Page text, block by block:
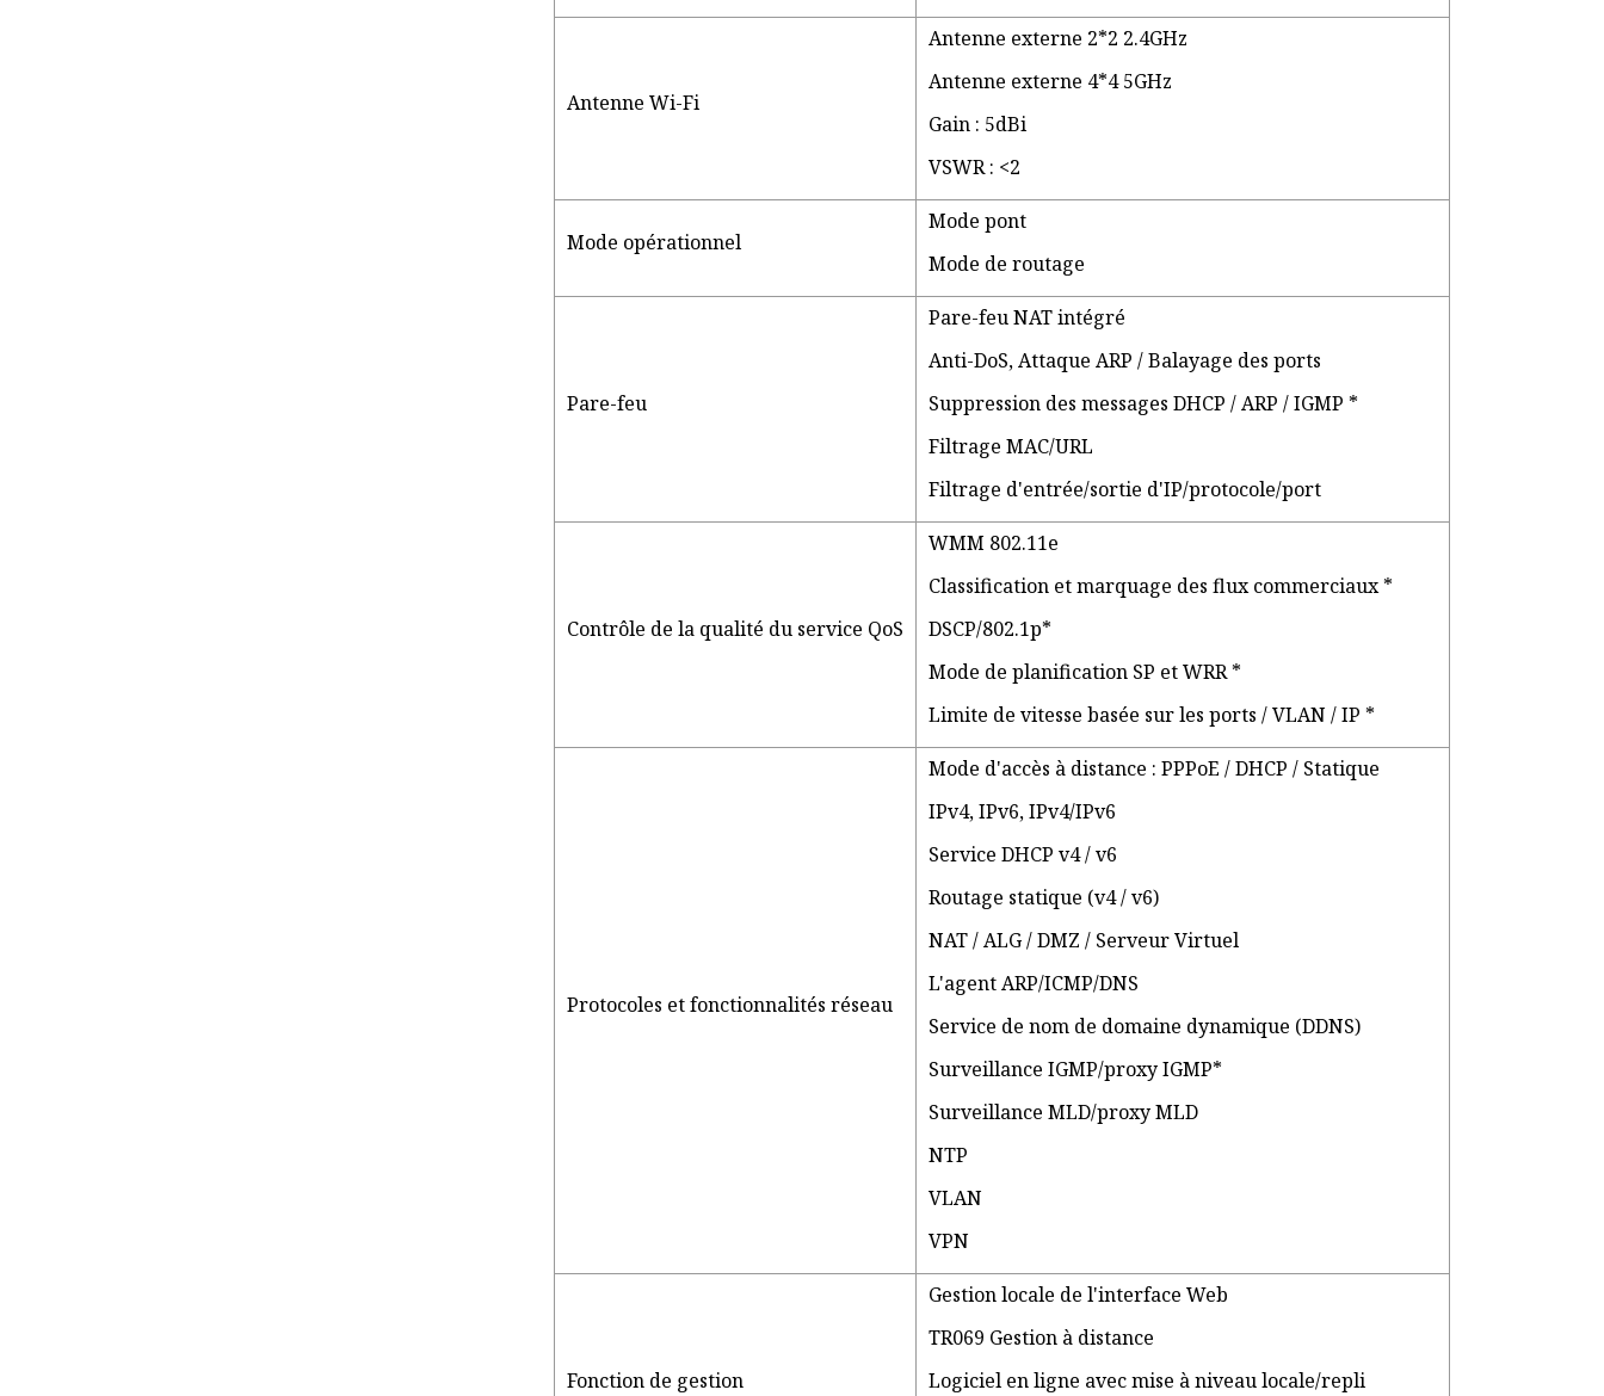
Antenne Wi-Fi
Antenne externe 2*2 2.4GHz
Antenne externe 4*4 5GHz
Gain : 5dBi
VSWR : <2
Mode opérationnel
Mode pont
Mode de routage
Pare-feu
Pare-feu NAT intégré
Anti-DoS, Attaque ARP / Balayage des ports
Suppression des messages DHCP / ARP / IGMP *
Filtrage MAC/URL
Filtrage d'entrée/sortie d'IP/protocole/port
Contrôle de la qualité du service QoS
WMM 802.11e
Classification et marquage des flux commerciaux *
DSCP/802.1p*
Mode de planification SP et WRR *
Limite de vitesse basée sur les ports / VLAN / IP *
Protocoles et fonctionnalités réseau
Mode d'accès à distance : PPPoE / DHCP / Statique
IPv4, IPv6, IPv4/IPv6
Service DHCP v4 / v6
Routage statique (v4 / v6)
NAT / ALG / DMZ / Serveur Virtuel
L'agent ARP/ICMP/DNS
Service de nom de domaine dynamique (DDNS)
Surveillance IGMP/proxy IGMP*
Surveillance MLD/proxy MLD
NTP
VLAN
VPN
Fonction de gestion
Gestion locale de l'interface Web
TR069 Gestion à distance
Logiciel en ligne avec mise à niveau locale/repli